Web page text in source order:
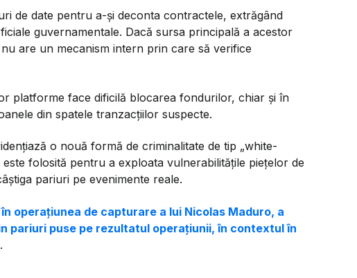
de date pentru a-și deconta contractele, extrăgând
guvernamentale. Dacă sursa principală a acestor
are un mecanism intern prin care să verifice
platforme face dificilă blocarea fondurilor, chiar și în
din spatele tranzacțiilor suspecte.
o nouă formă de criminalitate de tip „white-
folosită pentru a exploata vulnerabilitățile piețelor de
pariuri pe evenimente reale.
operațiunea de capturare a lui Nicolas Maduro, a
pariuri puse pe rezultatul operațiunii, în contextul în
.